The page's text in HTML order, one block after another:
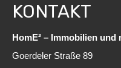
KONTAKT
HomE² – Immobilien und
Goerdeler Straße 89